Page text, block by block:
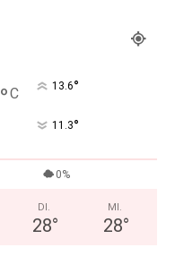
°C 13.6°
11.3°
0%
DI.
28°
MI.
28°